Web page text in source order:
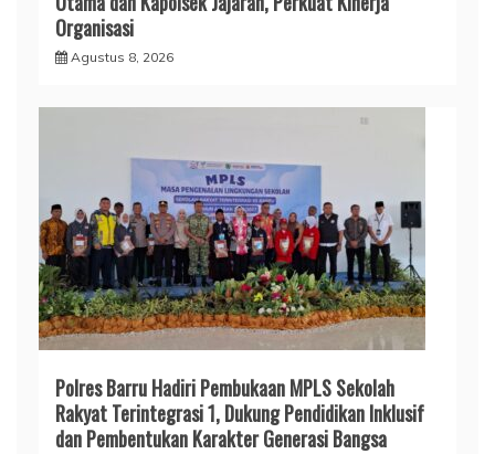
Organisasi
Agustus 8, 2026
Polres Barru Hadiri Pembukaan MPLS Sekolah
Rakyat Terintegrasi 1, Dukung Pendidikan Inklusif
dan Pembentukan Karakter Generasi Bangsa